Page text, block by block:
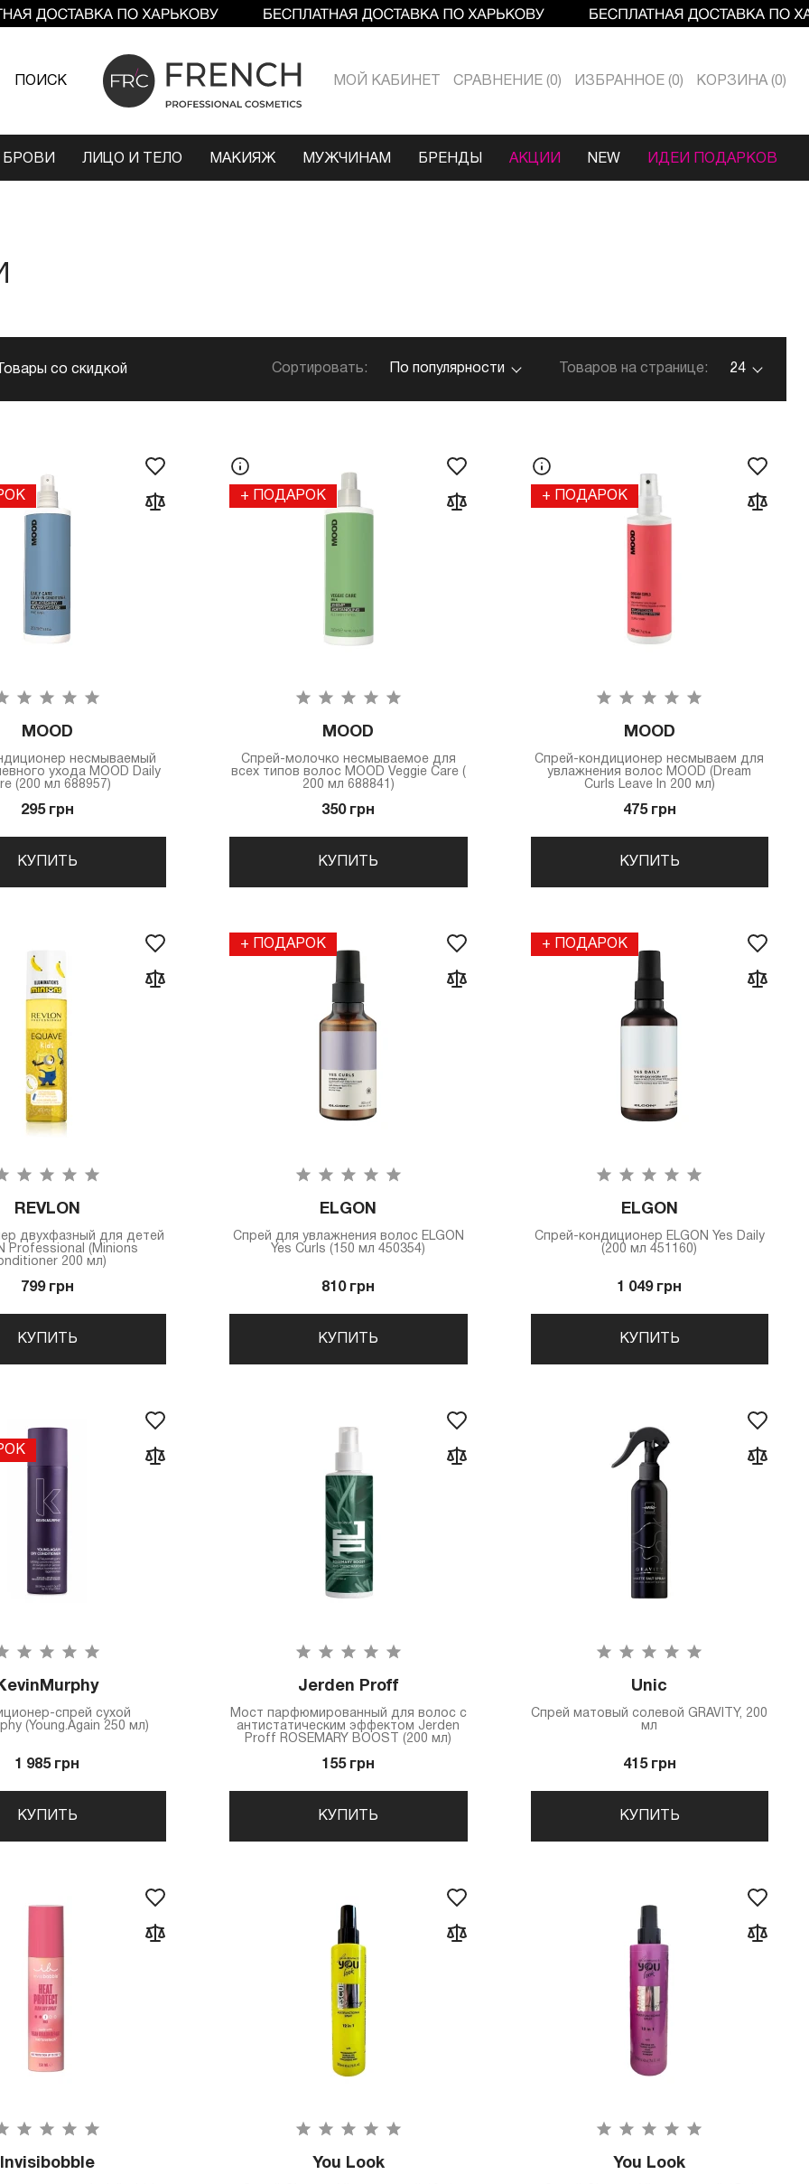
ПОИСК МОЙ КАБИНЕТ СРАВНЕНИЕ 0 ИЗБРАННОЕ 0 КОРЗИНА 0
БРОВИ ЛИЦО И ТЕЛО МАКИЯЖ МУЖЧИНАМ БРЕНДЫ АКЦИИ NEW ИДЕИ ПОДАРКОВ
Товары со скидкой Сортировать: По популярности Товаров на странице: 24
MOOD
несмываемый
ухода MOOD Daily
(200 мл 688957)
295 грн
КУПИТЬ
+ ПОДАРОК
MOOD
Спрей-молочко несмываемое для
всех типов волос MOOD Veggie Care (
200 мл 688841)
350 грн
КУПИТЬ
+ ПОДАРОК
MOOD
Спрей-кондиционер несмываем для
увлажнения волос MOOD (Dream
Curls Leave In 200 мл)
475 грн
КУПИТЬ
REVLON
двухфазный для детей
Professional (Minions
200 мл)
799 грн
КУПИТЬ
+ ПОДАРОК
ELGON
Спрей для увлажнения волос ELGON
Yes Curls (150 мл 450354)
810 грн
КУПИТЬ
+ ПОДАРОК
ELGON
Cпрей-кондиционер ELGON Yes Daily
(200 мл 451160)
1 049 грн
КУПИТЬ
спрей сухой
(Young.Again 250 мл)
1 985 грн
КУПИТЬ
Jerden Proff
Мост парфюмированный для волос с
антистатическим эффектом Jerden
Proff ROSEMARY BOOST (200 мл)
155 грн
КУПИТЬ
Unic
Спрей матовый солевой GRAVITY, 200
мл
415 грн
КУПИТЬ
Invisibobble You Look You Look